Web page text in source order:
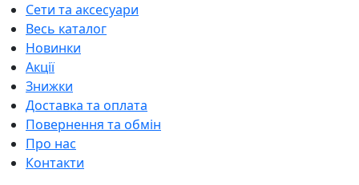
Сети та аксесуари
Весь каталог
Новинки
Акції
Знижки
Доставка та оплата
Повернення та обмін
Про нас
Контакти